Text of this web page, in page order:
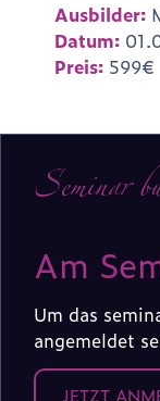
Ausbilder:
Datum:
Preis: 599€
Seminar
Am
Um das
angemeldet
JETZT